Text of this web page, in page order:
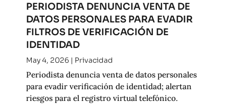
PERIODISTA DENUNCIA VENTA DE
DATOS PERSONALES PARA EVADIR
FILTROS DE VERIFICACIÓN DE
IDENTIDAD
May 4, 2026| Privacidad
Periodista denuncia venta de datos personales
para evadir verificación de identidad; alertan
riesgos para el registro virtual telefónico.